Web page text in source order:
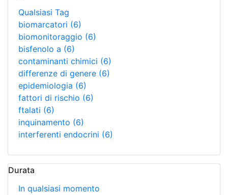
Qualsiasi Tag
biomarcatori (6)
biomonitoraggio (6)
bisfenolo a (6)
contaminanti chimici (6)
differenze di genere (6)
epidemiologia (6)
fattori di rischio (6)
ftalati (6)
inquinamento (6)
interferenti endocrini (6)
Durata
In qualsiasi momento